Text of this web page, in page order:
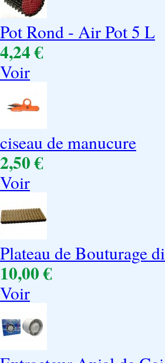
Pot Rond - Air Pot 5 L
4,24 €
Voir
ciseau de manucure
2,50 €
Voir
Plateau de Bouturage
10,00 €
Voir